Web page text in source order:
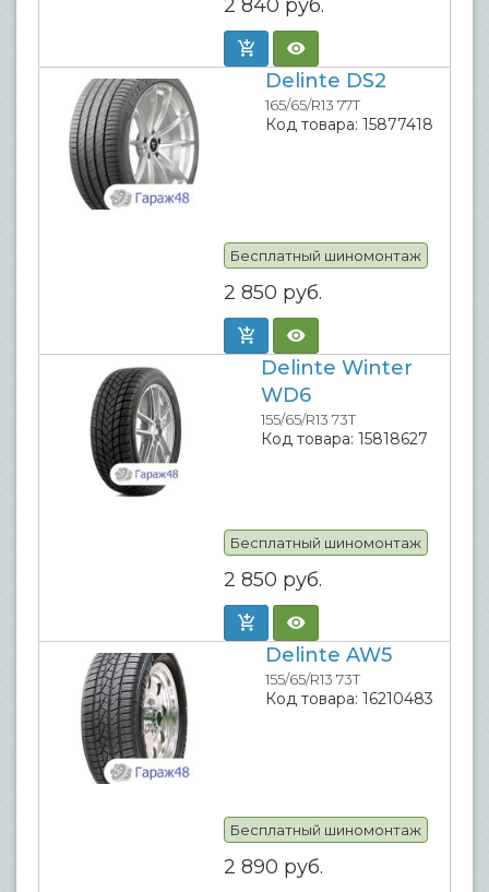
2 840 руб.
Delinte DS2
165/65/R13 77T
Код товара: 15877418
Бесплатный шиномонтаж
2 850 руб.
Delinte Winter
WD6
155/65/R13 73T
Код товара: 15818627
Бесплатный шиномонтаж
2 850 руб.
Delinte AW5
155/65/R13 73T
Код товара: 16210483
Бесплатный шиномонтаж
2 890 руб.